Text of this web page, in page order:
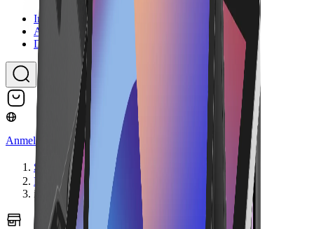
Impressum
Allgemeine Geschäftsbedingungen
Datenschutzerklärung
Anmelden
Startseite
Hardware
iMin Swift 1 Pro NFC